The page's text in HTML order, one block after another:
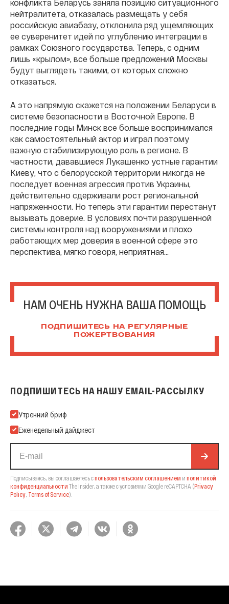
конфликта Беларусь заняла позицию ситуационного
нейтралитета, отказалась размещать у себя
российскую авиабазу, отклонила ряд ущемляющих
ее суверенитет идей по углублению интеграции в
рамках Союзного государства. Теперь, с одним
лишь «крылом», все больше предложений Москвы
будут выглядеть такими, от которых сложно
отказаться.
А это напрямую скажется на положении Беларуси в
системе безопасности в Восточной Европе. В
последние годы Минск все больше воспринимался
как самостоятельный актор и играл поэтому
важную стабилизирующую роль в регионе. В
частности, дававшиеся Лукашенко устные гарантии
Киеву, что с белорусской территории никогда не
последует военная агрессия против Украины,
действительно сдерживали рост региональной
напряженности. Но теперь эти гарантии перестанут
вызывать доверие. В условиях почти разрушенной
системы контроля над вооружениями и плохо
работающих мер доверия в военной сфере это
перспектива, мягко говоря, неприятная…
НАМ ОЧЕНЬ НУЖНА ВАША ПОМОЩЬ
ПОДПИШИТЕСЬ НА РЕГУЛЯРНЫЕ
ПОЖЕРТВОВАНИЯ
ПОДПИШИТЕСЬ НА НАШУ EMAIL-РАССЫЛКУ
Подпишитесь на нашу Email-рассылку
Утренний бриф
Еженедельный дайджест
Подписываясь, вы соглашаетесь спользовательским соглашением и политикой
конфиденциальности The Insider, а также с условиями Google reCAPTCHA (Privacy
Policy, Terms of Service).